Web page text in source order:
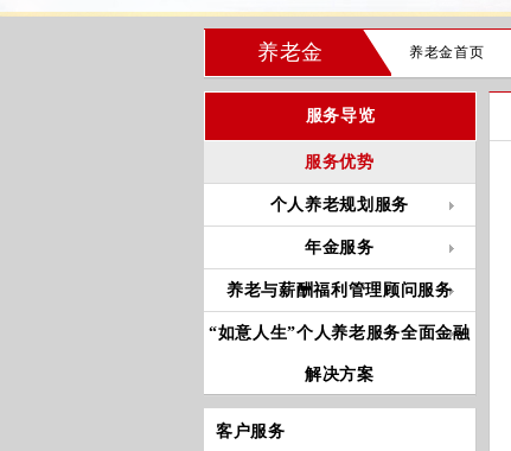
养老金 养老金首页
服务导览
服务优势
个人养老规划服务
年金服务
养老与薪酬福利管理顾问服务
“如意人生”个人养老服务全面金融
解决方案
客户服务